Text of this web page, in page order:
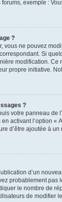
exemple :
?
vous ne pouvez
Si
modification.
propre initiative.
?
votre panneau de
activant l’option
d’être ajoutée à
d’un
probablement
le nombre de
de modifier